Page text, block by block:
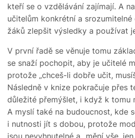
kteří se o vzdělávání zajímají. A
učitelům konkrétní a
žáků zlepšit výsledky a používat
V první řadě se věnuje tomu
se snaží pochopit, aby je učitelé
protože „chceš-li dobře učit,
Následně v knize pokračuje přes
důležité přemýšlet, i když k tomu
A myslí také na budoucnost, kde
i nutnosti jít s dobou, protože